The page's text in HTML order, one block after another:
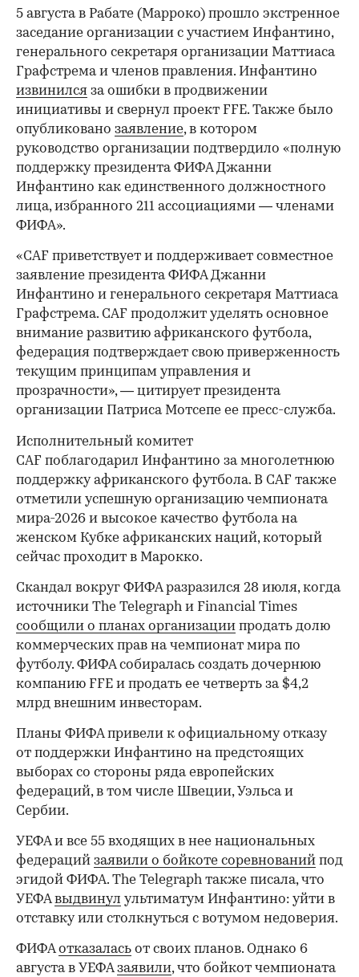
5 августа в Рабате (Марроко) прошло экстренное
заседание организации с участием Инфантино,
генерального секретаря организации Маттиаса
Графстрема и членов правления. Инфантино
извинился за ошибки в продвижении
инициативы и свернул проект FFE. Также было
опубликовано заявление, в котором
руководство организации подтвердило «полную
поддержку президента ФИФА Джанни
Инфантино как единственного должностного
лица, избранного 211 ассоциациями — членами
ФИФА».
«CAF приветствует и поддерживает совместное
заявление президента ФИФА Джанни
Инфантино и генерального секретаря Маттиаса
Графстрема. CAF продолжит уделять основное
внимание развитию африканского футбола,
федерация подтверждает свою приверженность
текущим принципам управления и
прозрачности», — цитирует президента
организации Патриса Мотсепе ее пресс-служба.
00:00 00:00
Исполнительный комитет
CAF поблагодарил Инфантино за многолетнюю
поддержку африканского футбола. В CAF также
отметили успешную организацию чемпионата
мира-2026 и высокое качество футбола на
женском Кубке африканских наций, который
сейчас проходит в Марокко.
Скандал вокруг ФИФА разразился 28 июля, когда
источники The Telegraph и Financial Times
сообщили о планах организации продать долю
коммерческих прав на чемпионат мира по
футболу. ФИФА собиралась создать дочернюю
компанию FFE и продать ее четверть за $4,2
млрд внешним инвесторам.
Планы ФИФА привели к официальному отказу
от поддержки Инфантино на предстоящих
выборах со стороны ряда европейских
федераций, в том числе Швеции, Уэльса и
Сербии.
УЕФА и все 55 входящих в нее национальных
федераций заявили о бойкоте соревнований под
эгидой ФИФА. The Telegraph также писала, что
УЕФАвыдвинул ультиматум Инфантино: уйти в
отставку или столкнуться с вотумом недоверия.
ФИФАотказалась от своих планов. Однако 6
августа в УЕФАзаявили, что бойкот чемпионата